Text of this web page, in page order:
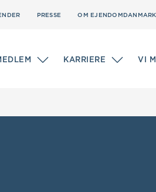
PRESSE OM EJENDOMDANMARK
KARRIERE VI